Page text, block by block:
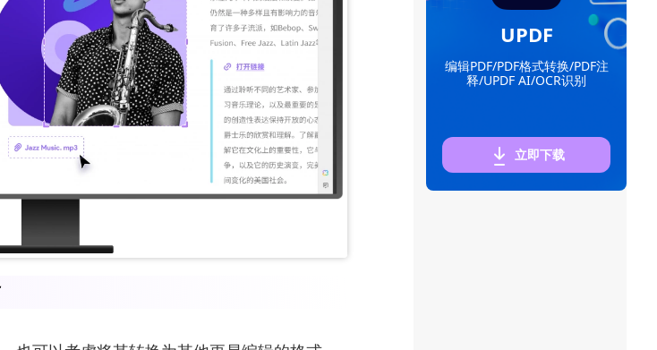
UPDF
编辑PDF/PDF格式转换/PDF注
释/UPDF AI/OCR识别
立即下载